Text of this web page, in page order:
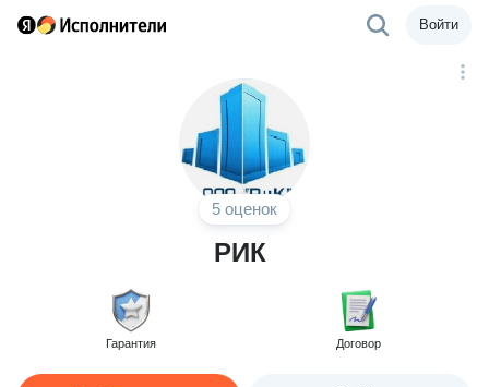
Войти
5 оценок
РИК
Гарантия Договор